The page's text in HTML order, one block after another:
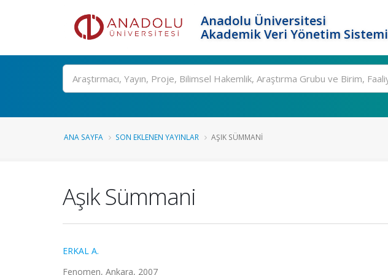
Anadolu Üniversitesi
Akademik Veri Yönetim Sistemi
Ara
ANA SAYFA SON EKLENEN YAYINLAR AŞIK SÜMMANI
Aşık Sümmani
ERKAL A.
Fenomen, Ankara, 2007